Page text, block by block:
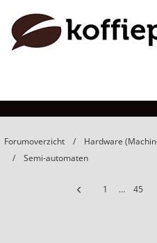
La Marzocco Linea
Forumoverzicht
Hardware
Semi-automaten
1 … 45